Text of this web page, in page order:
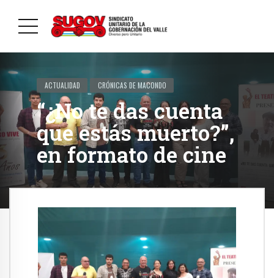
ACTUALIDAD CRÓNICAS DE MACONDO
“¿No te das cuenta
que estás muerto?”,
en formato de cine